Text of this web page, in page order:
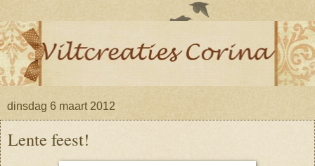
dinsdag 6 maart 2012
Lente feest!